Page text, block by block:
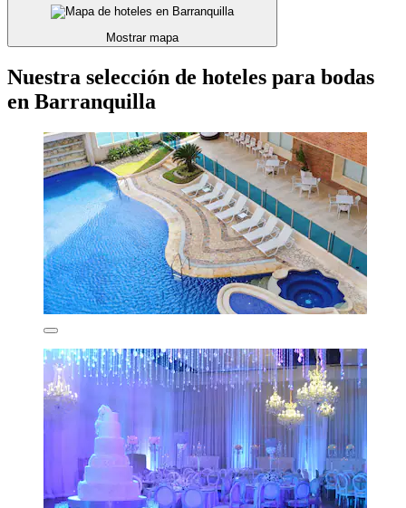
Mostrar mapa
Nuestra selección de hoteles para bodas
en Barranquilla